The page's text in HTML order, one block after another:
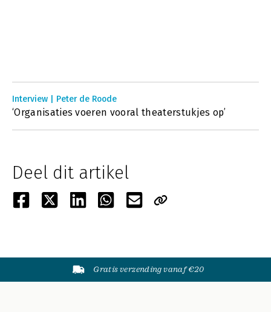
Interview | Peter de Roode
‘Organisaties voeren vooral theaterstukjes op’
Deel dit artikel
Gratis verzending vanaf €20